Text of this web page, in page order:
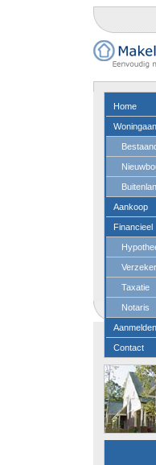
Home
Aankoop
Financieel
Taxatie
Notaris
Aanmelden
Contact